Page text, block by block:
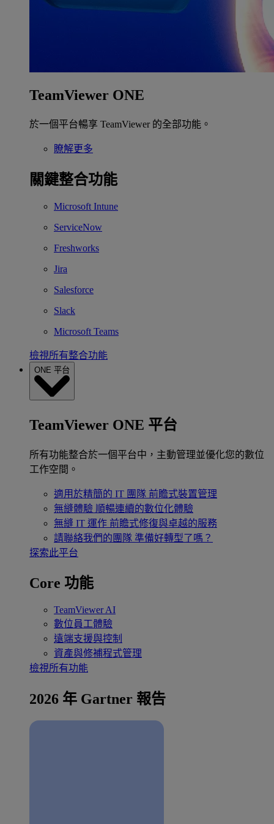
TeamViewer ONE
於一個平台暢享 TeamViewer 的全部功能。
瞭解更多
關鍵整合功能
Microsoft Intune
ServiceNow
Freshworks
Jira
Salesforce
Slack
Microsoft Teams
檢視所有整合功能
ONE 平台
TeamViewer ONE 平台
所有功能整合於一個平台中，主動管理並優化您的數位
工作空間。
適用於精簡的 IT 團隊 前瞻式裝置管理
無縫體驗 順暢連續的數位化體驗
無縫 IT 運作 前瞻式修復與卓越的服務
請聯絡我們的團隊 準備好轉型了嗎？
探索此平台
Core 功能
TeamViewer AI
數位員工體驗
遠端支援與控制
資產與修補程式管理
檢視所有功能
2026 年 Gartner 報告